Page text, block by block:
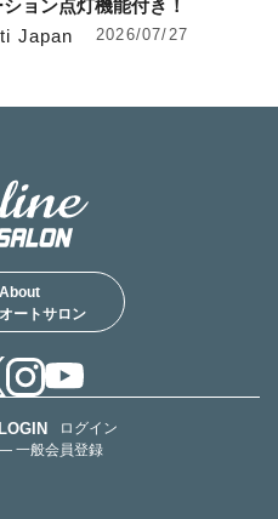
ョン点灯機能付き！
Japan
2026/07/27
About
ートサロン
LOGIN
ログイン
一般会員登録